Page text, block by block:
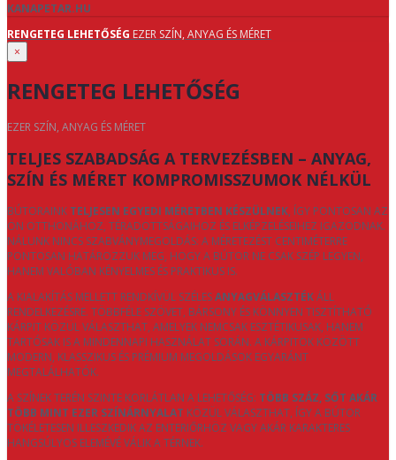
KANAPETAR.HU
RENGETEG LEHETŐSÉG EZER SZÍN, ANYAG ÉS MÉRET
×
RENGETEG LEHETŐSÉG
EZER SZÍN, ANYAG ÉS MÉRET
TELJES SZABADSÁG A TERVEZÉSBEN – ANYAG,
SZÍN ÉS MÉRET KOMPROMISSZUMOK NÉLKÜL
BÚTORAINK TELJESEN EGYEDI MÉRETBEN KÉSZÜLNEK, ÍGY PONTOSAN AZ
ÖN OTTHONÁHOZ, TÉRADOTTSÁGAIHOZ ÉS ELKÉPZELÉSEIHEZ IGAZODNAK.
NÁLUNK NINCS SZABVÁNYMEGOLDÁS: A MÉRETEZÉST CENTIMÉTERRE
PONTOSAN HATÁROZZUK MEG, HOGY A BÚTOR NE CSAK SZÉP LEGYEN,
HANEM VALÓBAN KÉNYELMES ÉS PRAKTIKUS IS.
A KIALAKÍTÁS MELLETT RENDKÍVÜL SZÉLESANYAGVÁLASZTÉKÁLL
RENDELKEZÉSRE. TÖBBFÉLE SZÖVET, BÁRSONY ÉS KÖNNYEN TISZTÍTHATÓ
KÁRPIT KÖZÜL VÁLASZTHAT, AMELYEK NEMCSAK ESZTÉTIKUSAK, HANEM
TARTÓSAK IS A MINDENNAPI HASZNÁLAT SORÁN. A KÁRPITOK KÖZÖTT
MODERN, KLASSZIKUS ÉS PRÉMIUM MEGOLDÁSOK EGYARÁNT
MEGTALÁLHATÓK.
A SZÍNEK TERÉN SZINTE KORLÁTLAN A LEHETŐSÉG: TÖBB SZÁZ, SŐT AKÁR
TÖBB MINT EZER SZÍNÁRNYALAT KÖZÜL VÁLASZTHAT, ÍGY A BÚTOR
TÖKÉLETESEN ILLESZKEDIK AZ ENTERIŐRHÖZ VAGY AKÁR KARAKTERES
HANGSÚLYOS ELEMÉVÉ VÁLIK A TÉRNEK.